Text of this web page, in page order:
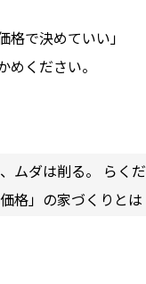
格で決めていい」
ください。
ムダは削る。 らく
格」の家づくりとは